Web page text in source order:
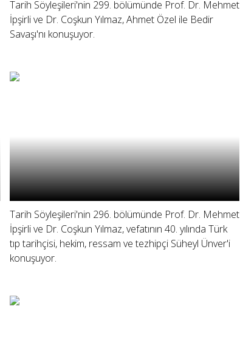
Tarih Söyleşileri'nin 299. bölümünde Prof. Dr. Mehmet
İpşirli ve Dr. Coşkun Yılmaz, Ahmet Özel ile Bedir
Savaşı'nı konuşuyor.
Tarih Söyleşileri'nin 296. bölümünde Prof. Dr. Mehmet
İpşirli ve Dr. Coşkun Yılmaz, vefatının 40. yılında Türk
tıp tarihçisi, hekim, ressam ve tezhipçi Süheyl Ünver'i
konuşuyor.